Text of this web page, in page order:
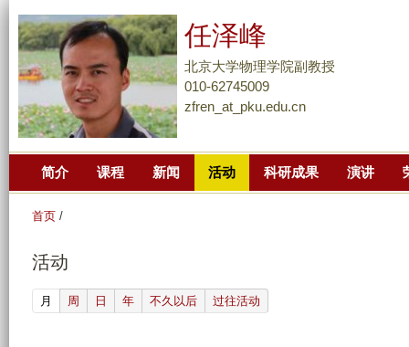
主
任泽峰
北京大学物理学院副教授
010-62745009
zfren_at_pku.edu.cn
简介 课程 新闻 活动 科研成果 演讲
首页 /
活动
月 (active tab)
周 日 年 不久以后 过往活动